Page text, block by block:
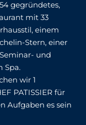
gegründetes,
mit 33
einem
Stern, einer
und
Spa.
wir 1
PATISSIER für
Aufgaben es sein